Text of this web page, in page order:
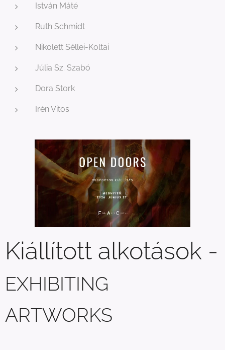
István Máté
Ruth Schmidt
Nikolett Séllei-Koltai
Júlia Sz. Szabó
Dora Stork
Irén Vitos
Kiállított alkotások -
EXHIBITING
ARTWORKS